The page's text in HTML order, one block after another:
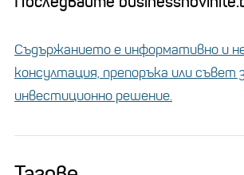
Съдържанието е информативно и
консултация, препоръка или съвет
инвестиционно решение.